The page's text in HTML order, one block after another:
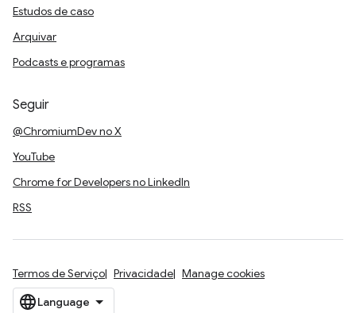
Estudos de caso
Arquivar
Podcasts e programas
Seguir
@ChromiumDev no X
YouTube
Chrome for Developers no LinkedIn
RSS
Termos de Serviço Privacidade Manage cookies